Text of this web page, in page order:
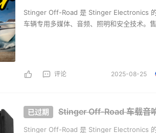
Stinger Off-Road 是 Stinger Electronics
车辆专用多媒体、音频、照明和安全技术。
评论 2025-08-25
Stinger Off-Road 车载音
Stinger Off-Road 是 Stinger Electronics
茶了，香蕉布朗尼超好吃